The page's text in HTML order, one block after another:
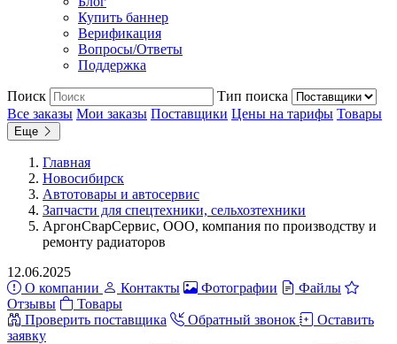
Купить баннер
Верификация
Вопросы/Ответы
Поддержка
Поиск
Тип поиска
Все заказы Мои заказы Поставщики Цены на тарифы Товары
Еще
Главная
Новосибирск
Автотовары и автосервис
Запчасти для спецтехники, сельхозтехники
АргонСварСервис, ООО, компания по производству и
ремонту радиаторов
12.06.2025
О компании
Контакты Фотографии
Файлы
Отзывы
Товары
Проверить поставщика
Обратный звонок
Оставить
заявку